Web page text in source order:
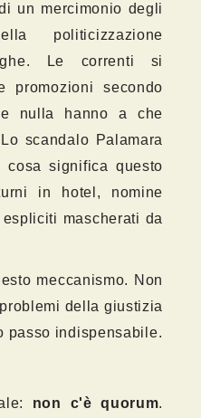
un mercimonio degli
politicizzazione
Le correnti si
promozioni secondo
nulla hanno a che
scandalo Palamara
cosa significa questo
in hotel, nomine
mascherati da
meccanismo. Non
della giustizia
passo indispensabile.
non c'è quorum.